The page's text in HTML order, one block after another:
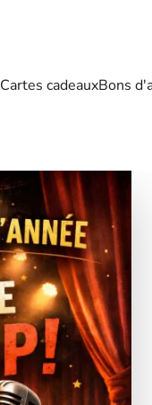
Cartes cadeauxBons